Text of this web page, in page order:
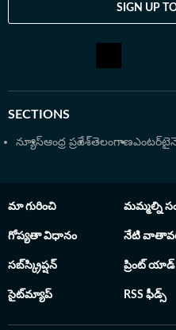
SIGN UP
SECTIONS
న్యూస్ఆంధ్ర ప్రదేశ్తెలంగాణ
మా గురించి మమ్మల్ని
గోప్యతా విధానం నేటి
సబ్‌స్క్రిప్షన్ ప్రింట్ యాడ్
సైట్‌మ్యాప్ RSS ఫీడ్స్